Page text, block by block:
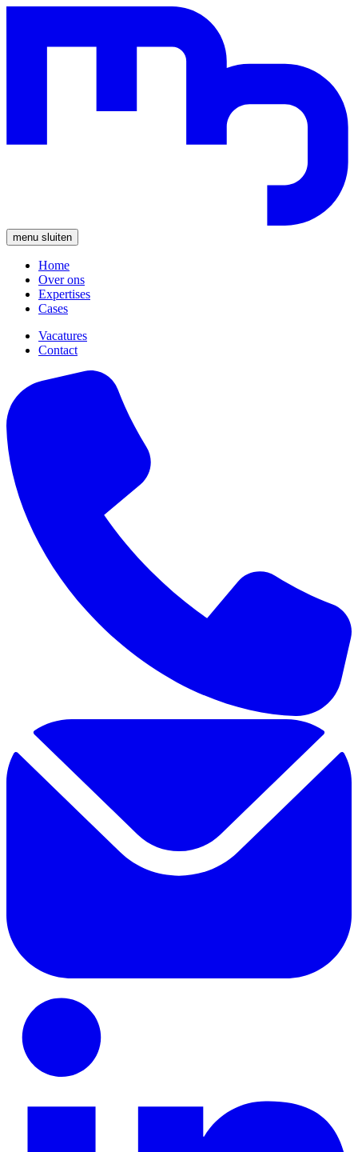
menu sluiten
Home
Over ons
Expertises
Cases
Vacatures
Contact